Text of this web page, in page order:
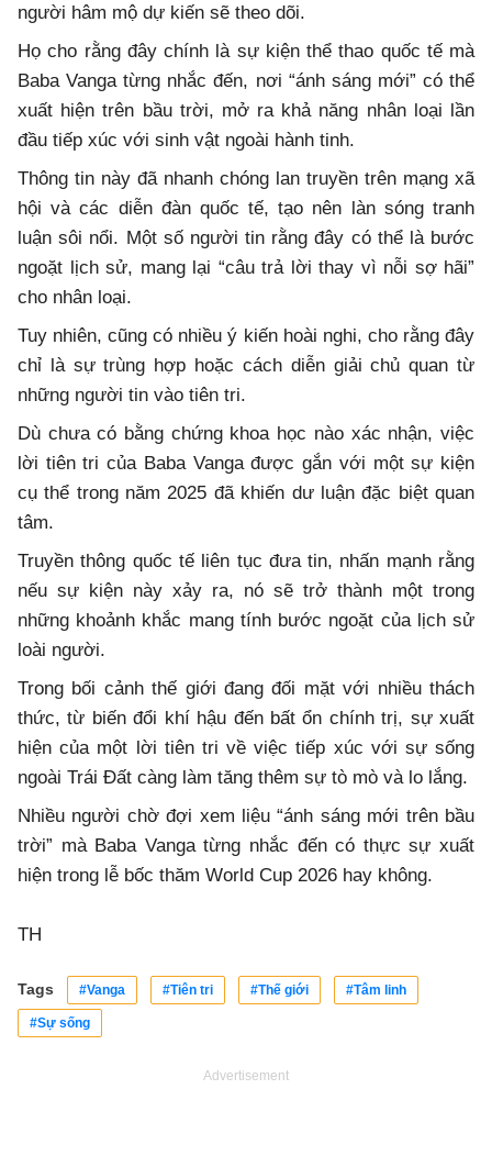
người hâm mộ dự kiến sẽ theo dõi.
Họ cho rằng đây chính là sự kiện thể thao quốc tế mà
Baba Vanga từng nhắc đến, nơi “ánh sáng mới” có thể
xuất hiện trên bầu trời, mở ra khả năng nhân loại lần
đầu tiếp xúc với sinh vật ngoài hành tinh.
Thông tin này đã nhanh chóng lan truyền trên mạng xã
hội và các diễn đàn quốc tế, tạo nên làn sóng tranh
luận sôi nổi. Một số người tin rằng đây có thể là bước
ngoặt lịch sử, mang lại “câu trả lời thay vì nỗi sợ hãi”
cho nhân loại.
Tuy nhiên, cũng có nhiều ý kiến hoài nghi, cho rằng đây
chỉ là sự trùng hợp hoặc cách diễn giải chủ quan từ
những người tin vào tiên tri.
Dù chưa có bằng chứng khoa học nào xác nhận, việc
lời tiên tri của Baba Vanga được gắn với một sự kiện
cụ thể trong năm 2025 đã khiến dư luận đặc biệt quan
tâm.
Truyền thông quốc tế liên tục đưa tin, nhấn mạnh rằng
nếu sự kiện này xảy ra, nó sẽ trở thành một trong
những khoảnh khắc mang tính bước ngoặt của lịch sử
loài người.
Trong bối cảnh thế giới đang đối mặt với nhiều thách
thức, từ biến đổi khí hậu đến bất ổn chính trị, sự xuất
hiện của một lời tiên tri về việc tiếp xúc với sự sống
ngoài Trái Đất càng làm tăng thêm sự tò mò và lo lắng.
Nhiều người chờ đợi xem liệu “ánh sáng mới trên bầu
trời” mà Baba Vanga từng nhắc đến có thực sự xuất
hiện trong lễ bốc thăm World Cup 2026 hay không.
TH
Tags #Vanga #Tiên tri #Thế giới #Tâm linh
#Sự sống
Advertisement